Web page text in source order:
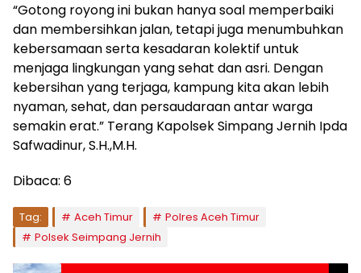
“Gotong royong ini bukan hanya soal memperbaiki
dan membersihkan jalan, tetapi juga menumbuhkan
kebersamaan serta kesadaran kolektif untuk
menjaga lingkungan yang sehat dan asri. Dengan
kebersihan yang terjaga, kampung kita akan lebih
nyaman, sehat, dan persaudaraan antar warga
semakin erat.” Terang Kapolsek Simpang Jernih Ipda
Safwadinur, S.H.,M.H.
Dibaca: 6
Tag: Aceh Timur
Polres Aceh Timur
Polsek Seimpang Jernih